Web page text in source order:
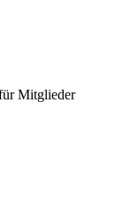
Mitglieder